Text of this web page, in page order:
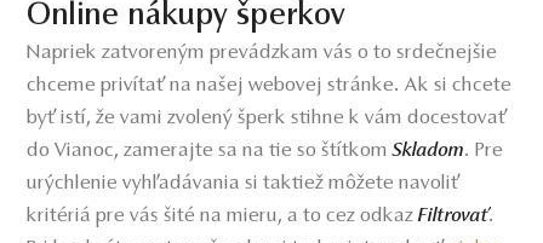
Online nákupy šperkov
Napriek zatvoreným prevádzkam vás o to srdečnejšie
chceme privítať na našej webovej stránke. Ak si chcete
byť istí, že vami zvolený šperk stihne k vám docestovať
do Vianoc, zamerajte sa na tie so štítkomSkladom. Pre
urýchlenie vyhľadávania si taktiež môžete navoliť
kritériá pre vás šité na mieru, a to cez odkazFiltrovať.